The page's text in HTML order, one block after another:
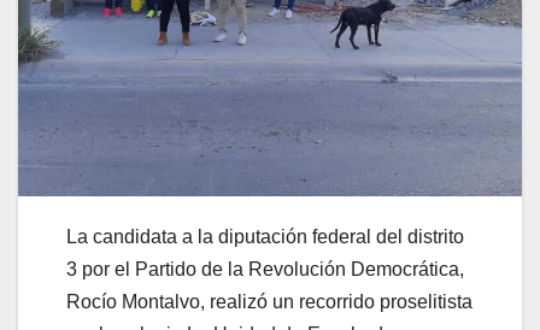
La candidata a la diputación federal del distrito
3 por el Partido de la Revolución Democrática,
Rocío Montalvo, realizó un recorrido proselitista